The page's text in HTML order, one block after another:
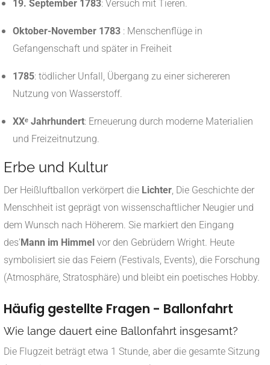
19. September 1783: Versuch mit Tieren.
Oktober-November 1783 : Menschenflüge in
Gefangenschaft und später in Freiheit
1785: tödlicher Unfall, Übergang zu einer sichereren
Nutzung von Wasserstoff.
XXᵉ Jahrhundert: Erneuerung durch moderne Materialien
und Freizeitnutzung.
Erbe und Kultur
Der Heißluftballon verkörpert die Lichter, Die Geschichte der
Menschheit ist geprägt von wissenschaftlicher Neugier und
dem Wunsch nach Höherem. Sie markiert den Eingang
des’Mann im Himmel vor den Gebrüdern Wright. Heute
symbolisiert sie das Feiern (Festivals, Events), die Forschung
(Atmosphäre, Stratosphäre) und bleibt ein poetisches Hobby.
Häufig gestellte Fragen - Ballonfahrt
Wie lange dauert eine Ballonfahrt insgesamt?
Die Flugzeit beträgt etwa 1 Stunde, aber die gesamte Sitzung